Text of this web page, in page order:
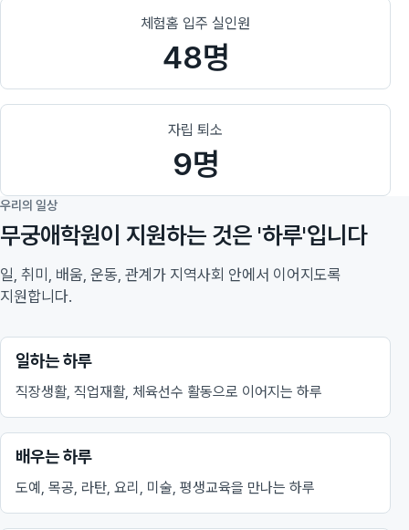
체험홈 입주 실인원
48명
자립 퇴소
9명
우리의 일상
무궁애학원이 지원하는 것은 '하루'입니다
일, 취미, 배움, 운동, 관계가 지역사회 안에서 이어지도록
지원합니다.
일하는 하루
직장생활, 직업재활, 체육선수 활동으로 이어지는 하루
배우는 하루
도예, 목공, 라탄, 요리, 미술, 평생교육을 만나는 하루